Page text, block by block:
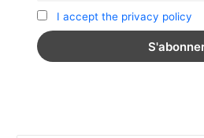
I accept the privacy policy